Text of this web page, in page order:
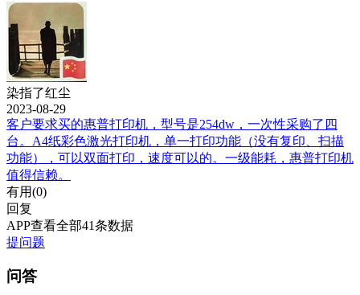
染指了红尘
2023-08-29
客户要求买的惠普打印机，型号是254dw，一次性采购了四
台。A4纸彩色激光打印机，单一打印功能（没有复印、扫描
功能），可以双面打印，速度可以的。一级能耗，惠普打印机
值得信赖。
有用(0)
回复
APP查看全部41条数据
提问题
问答